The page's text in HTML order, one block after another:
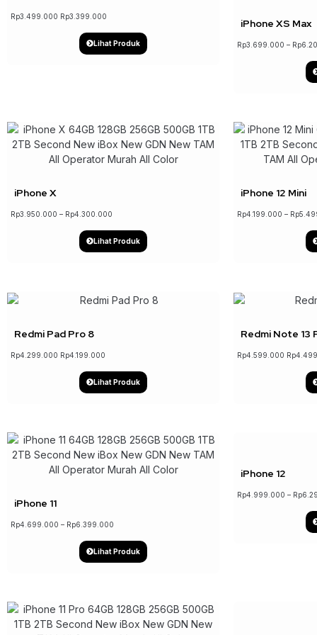
Rp3.499.000 Rp3.399.000
Lihat Produk
iPhone XS Max
Rp3.699.000 – Rp
iPhone X
Rp3.950.000 – Rp4.300.000
Lihat Produk
iPhone 12 Mini
Rp4.199.000 – Rp
Redmi Pad Pro 8
Rp4.299.000 Rp4.199.000
Lihat Produk
Redmi Note 13
Rp4.599.000 Rp
↓ 22%
iPhone 11
Rp4.699.000 – Rp6.399.000
Lihat Produk
iPhone 12
Rp4.999.000 – Rp
↓ 19%